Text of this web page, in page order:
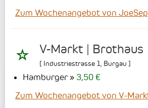
Zum Wochenangebot von
V-Markt | Brothaus
[ Industriestrasse 1 Burgau ]
Hamburger
3,50 €
Zum Wochenangebot von V-